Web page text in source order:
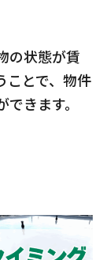
の状態が賃
ことで、物件
きます。